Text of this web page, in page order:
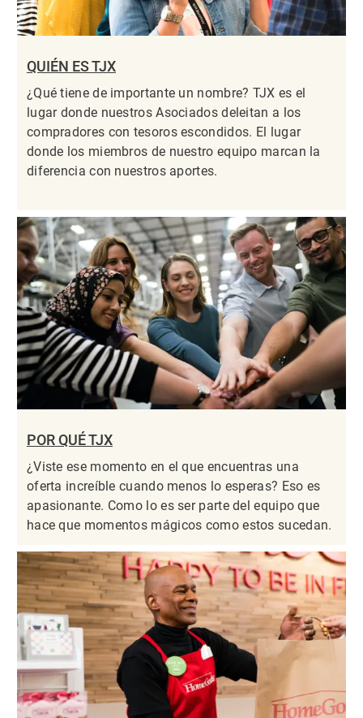
QUIÉN ES TJX
¿Qué tiene de importante un nombre? TJX es el
lugar donde nuestros Asociados deleitan a los
compradores con tesoros escondidos. El lugar
donde los miembros de nuestro equipo marcan la
diferencia con nuestros aportes.
POR QUÉ TJX
¿Viste ese momento en el que encuentras una
oferta increíble cuando menos lo esperas? Eso es
apasionante. Como lo es ser parte del equipo que
hace que momentos mágicos como estos sucedan.